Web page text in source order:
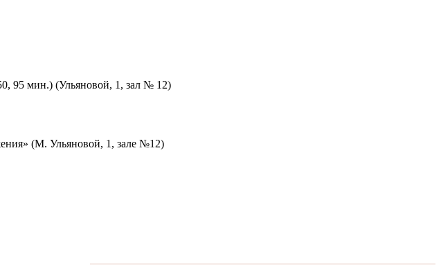
95 мин.) (Ульяновой, 1, зал № 12)
(М. Ульяновой, 1, зале №12)